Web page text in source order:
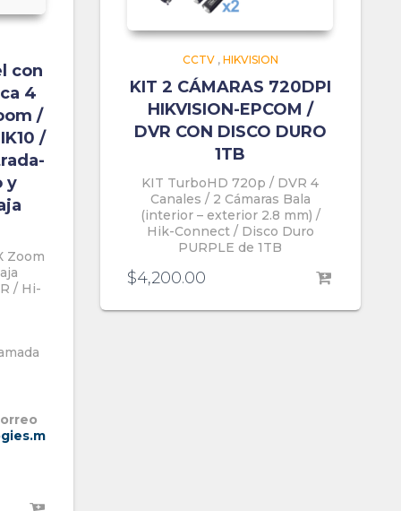
con
4
/
/
y
Zoom
/ Hi-
CCTV, HIKVISION
KIT 2 CÁMARAS 720DPI
HIKVISION-EPCOM /
DVR CON DISCO DURO
1TB
KIT TurboHD 720p / DVR 4
Canales / 2 Cámaras Bala
(interior – exterior 2.8 mm) /
Hik-Connect / Disco Duro
PURPLE de 1TB
$4,200.00